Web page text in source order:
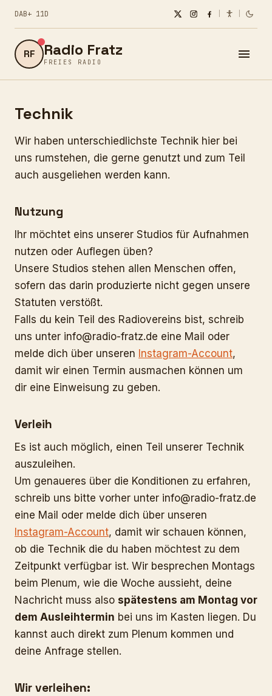
DAB+ 11D
RF Radio Fratz
FREIES RADIO
Technik
Wir haben unterschiedlichste Technik hier bei
uns rumstehen, die gerne genutzt und zum Teil
auch ausgeliehen werden kann.
Nutzung
Ihr möchtet eins unserer Studios für Aufnahmen
nutzen oder Auflegen üben?
Unsere Studios stehen allen Menschen offen,
sofern das darin produzierte nicht gegen unsere
Statuten verstößt.
Falls du kein Teil des Radiovereins bist, schreib
uns unter info@radio-fratz.de eine Mail oder
melde dich über unseren Instagram-Account,
damit wir einen Termin ausmachen können um
dir eine Einweisung zu geben.
Verleih
Es ist auch möglich, einen Teil unserer Technik
auszuleihen.
Um genaueres über die Konditionen zu erfahren,
schreib uns bitte vorher unter info@radio-fratz.de
eine Mail oder melde dich über unseren
Instagram-Account, damit wir schauen können,
ob die Technik die du haben möchtest zu dem
Zeitpunkt verfügbar ist. Wir besprechen Montags
beim Plenum, wie die Woche aussieht, deine
Nachricht muss also spätestens am Montag vor
dem Ausleihtermin bei uns im Kasten liegen. Du
kannst auch direkt zum Plenum kommen und
deine Anfrage stellen.
Wir verleihen: